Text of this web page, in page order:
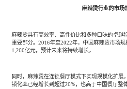
麻辣烫行业的市场
麻辣烫具有高效率、高性价比和多种口味的卓越
重要部分。2016年至2022年，中国麻辣烫市场
1,200亿元，预计未来将持续增长。
同时，麻辣烫在连锁餐厅模式下实现规模化扩展
锁化率已经增长到超过20%，也高于中国餐厅整